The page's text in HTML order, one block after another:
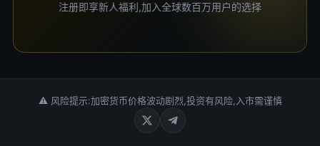
注册即享新人福利,加入全球数百万用户的选择
⚠ 风险提示:加密货币价格波动剧烈,投资有风险,入市需谨慎